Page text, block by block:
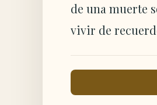
de una muerte
vivir de